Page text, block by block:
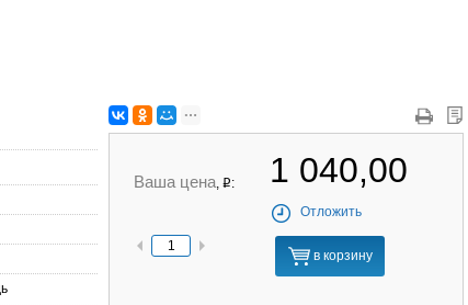
Ваша цена, q : 1 040,00
Отложить
в корзину